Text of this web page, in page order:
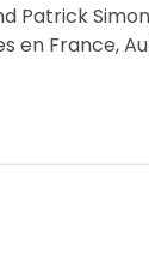
Patrick
France,